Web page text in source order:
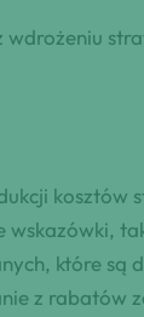
kosztów
które są
z rabatów